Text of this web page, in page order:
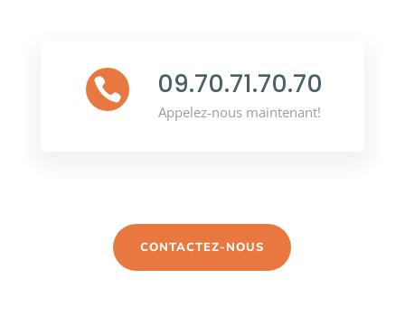
 09.70.71.70.70
Appelez-nous maintenant!
CONTACTEZ-NOUS